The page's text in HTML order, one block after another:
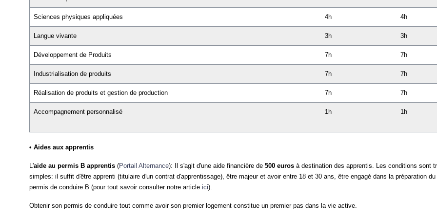
Sciences physiques appliquées 4h 4h
Langue vivante 3h 3h
Développement de Produits 7h 7h
Industrialisation de produits 7h 7h
Réalisation de produits et gestion de production 7h 7h
Accompagnement personnalisé 1h 1h
• Aides aux apprentis
L'aide au permis B apprentis (Portail Alternance): Il s'agit d'une aide financière de 500 euros à destination des apprentis. Les conditions sont
simples: il suffit d'être apprenti (titulaire d'un contrat d'apprentissage), être majeur et avoir entre 18 et 30 ans, être engagé dans la préparation du
permis de conduire B (pour tout savoir consulter notre article ici).
Obtenir son permis de conduire tout comme avoir son premier logement constitue un premier pas dans la vie active.